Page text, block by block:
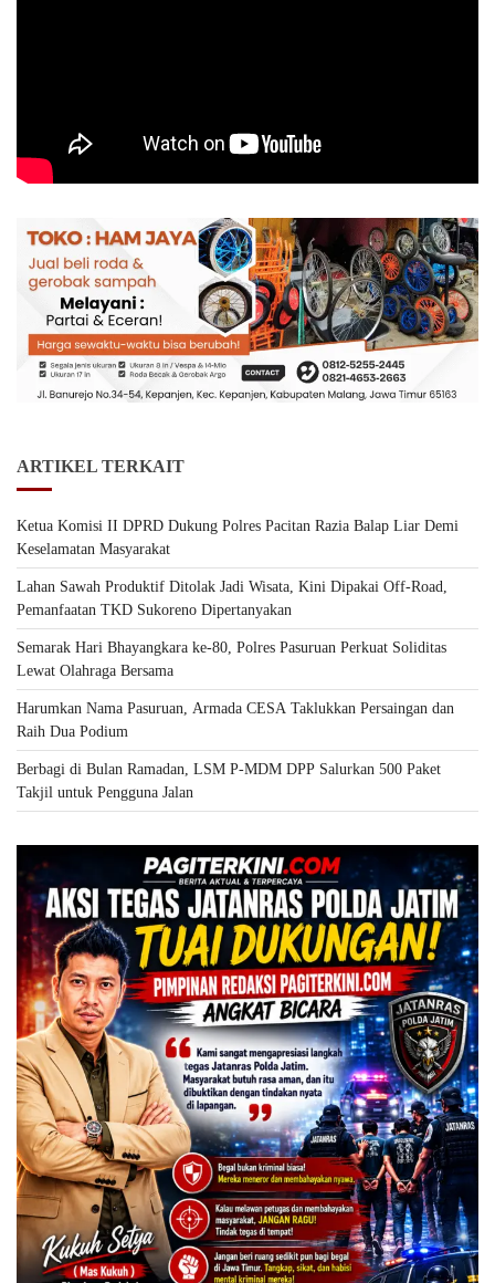
ARTIKEL TERKAIT
Ketua Komisi II DPRD Dukung Polres Pacitan Razia Balap Liar Demi
Keselamatan Masyarakat
Lahan Sawah Produktif Ditolak Jadi Wisata, Kini Dipakai Off-Road,
Pemanfaatan TKD Sukoreno Dipertanyakan
Semarak Hari Bhayangkara ke-80, Polres Pasuruan Perkuat Soliditas
Lewat Olahraga Bersama
Harumkan Nama Pasuruan, Armada CESA Taklukkan Persaingan dan
Raih Dua Podium
Berbagi di Bulan Ramadan, LSM P-MDM DPP Salurkan 500 Paket
Takjil untuk Pengguna Jalan